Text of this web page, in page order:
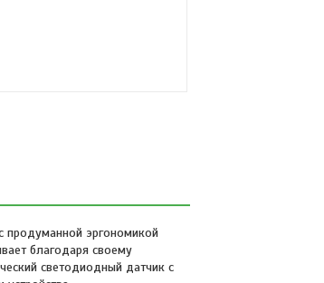
продуманной эргономикой
благодаря своему
светодиодный датчик с